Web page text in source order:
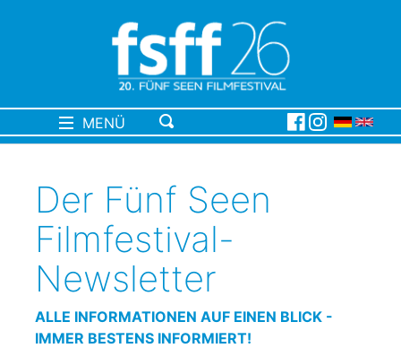
MENÜ
Der Fünf Seen
Filmfestival-
Newsletter
ALLE INFORMATIONEN AUF EINEN BLICK -
IMMER BESTENS INFORMIERT!